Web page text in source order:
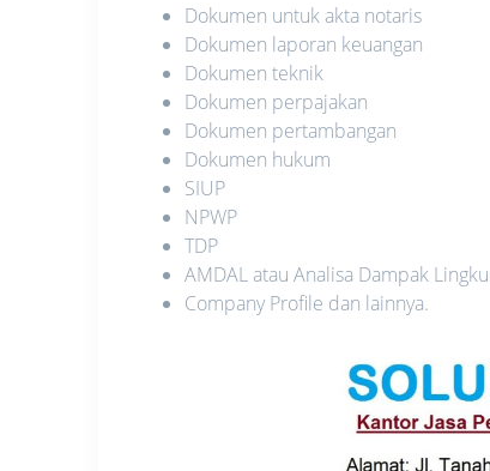
Dokumen untuk akta notaris
Dokumen laporan keuangan
Dokumen teknik
Dokumen perpajakan
Dokumen pertambangan
Dokumen hukum
SIUP
NPWP
TDP
AMDAL atau Analisa Dampak
Company Profile dan lainnya.